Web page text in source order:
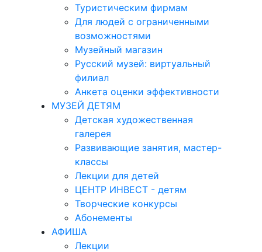
Туристическим фирмам
Для людей с ограниченными
возможностями
Музейный магазин
Русский музей: виртуальный
филиал
Анкета оценки эффективности
МУЗЕЙ ДЕТЯМ
Детская художественная
галерея
Развивающие занятия, мастер-
классы
Лекции для детей
ЦЕНТР ИНВЕСТ - детям
Творческие конкурсы
Абонементы
АФИША
Лекции